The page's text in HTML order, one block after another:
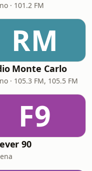
· 101.2 FM
RM
Monte Carlo
· 105.3 FM, 105.5 FM
F9
90